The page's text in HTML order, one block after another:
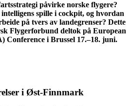
påvirke norske flygere?
spille i cockpit, og hvordan
på tvers av landegrenser? Dette
Flygerforbund deltok på European
Conference i Brussel 17.–18. juni.
i Øst-Finnmark